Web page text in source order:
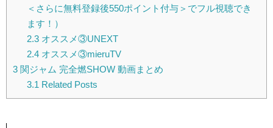
＜さらに無料登録後550ポイント付与＞でフル視聴でき
ます！）
2.3オススメ③UNEXT
2.4オススメ③mieruTV
3 関ジャム 完全燃SHOW 動画まとめ
3.1 Related Posts